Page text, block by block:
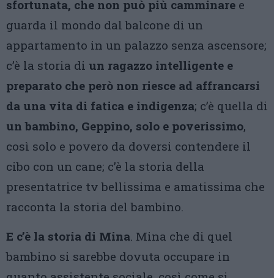
sfortunata, che non può più camminare e
guarda il mondo dal balcone di un
appartamento in un palazzo senza ascensore;
c’è la storia di un ragazzo intelligente e
preparato che però non riesce ad affrancarsi
da una vita di fatica e indigenza; c’è quella di
un bambino, Geppino, solo e poverissimo,
così solo e povero da doversi contendere il
cibo con un cane; c’è la storia della
presentatrice tv bellissima e amatissima che
racconta la storia del bambino.
E c’è la storia di Mina. Mina che di quel
bambino si sarebbe dovuta occupare in